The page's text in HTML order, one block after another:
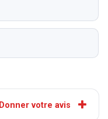
Donner votre avis